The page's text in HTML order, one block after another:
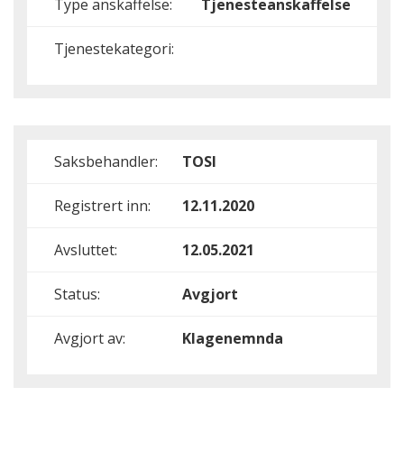
Type anskaffelse: Tjenesteanskaffelse
Tjenestekategori:
Saksbehandler: TOSI
Registrert inn: 12.11.2020
Avsluttet: 12.05.2021
Status: Avgjort
Avgjort av: Klagenemnda